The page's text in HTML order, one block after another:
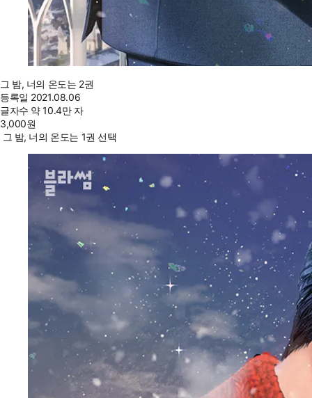
그 밤, 너의 온도는 2권
등록일 2021.08.06
글자수 약 10.4만 자
3,000원
그 밤, 너의 온도는 1권 선택